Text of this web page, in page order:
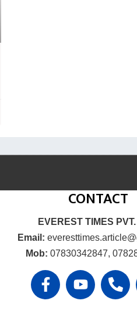
CONTACT
EVEREST TIMES
Email:
Mob: 07830342847,